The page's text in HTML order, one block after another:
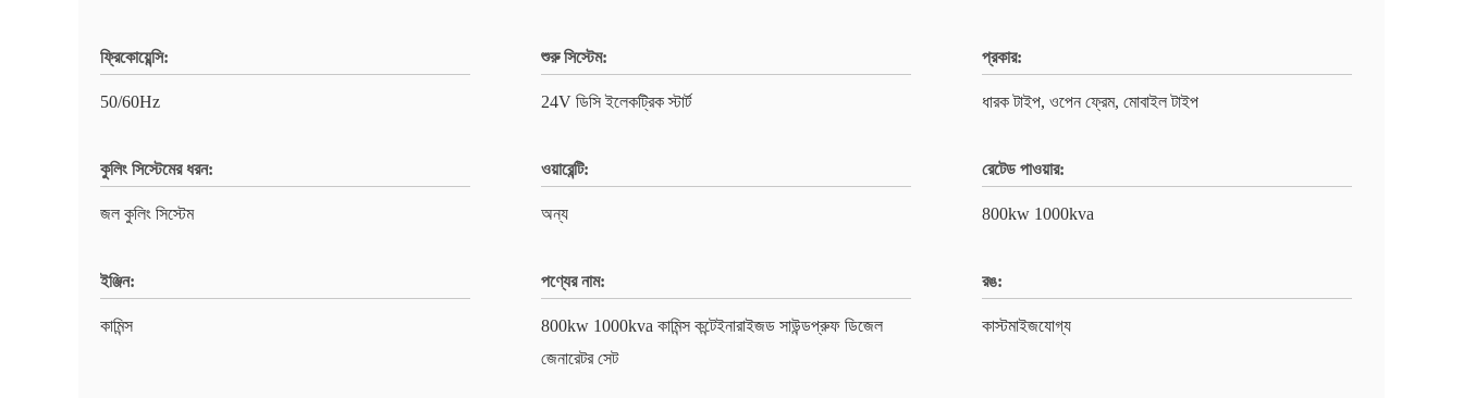
ফ্রিকোয়েন্সি:
50/60Hz
শুরু সিস্টেম:
24V ডিসি ইলেকট্রিক স্টার্ট
প্রকার:
ধারক টাইপ, ওপেন ফ্রেম, মোবাইল টাইপ
কুলিং সিস্টেমের ধরন:
জল কুলিং সিস্টেম
ওয়ারেন্টি:
অন্য
রেটেড পাওয়ার:
800kw 1000kva
ইঞ্জিন:
কামিন্স
পণ্যের নাম:
800kw 1000kva কামিন্স কন্টেইনারাইজড সাউন্ডপ্রুফ ডিজেল
জেনারেটর সেট
রঙ:
কাস্টমাইজযোগ্য